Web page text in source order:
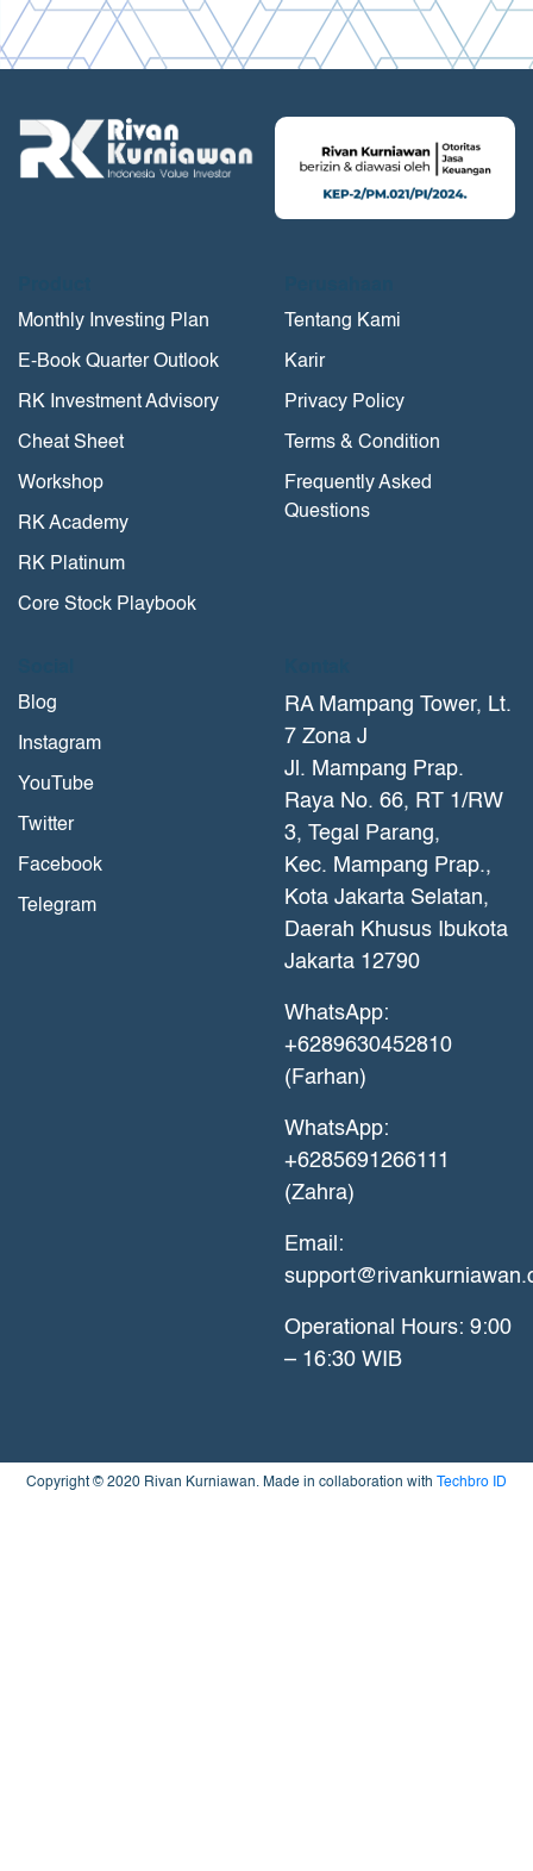
Monthly Investing Plan
E-Book Quarter Outlook
RK Investment Advisory
Cheat Sheet
Workshop
RK Academy
RK Platinum
Core Stock Playbook
Tentang Kami
Karir
Privacy Policy
Terms & Condition
Frequently Asked
Questions
Blog
Instagram
YouTube
Twitter
Facebook
Telegram
RA Mampang Tower, Lt.
7 Zona J
Jl. Mampang Prap.
Raya No. 66, RT 1/RW
3, Tegal Parang,
Kec. Mampang Prap.,
Kota Jakarta Selatan,
Daerah Khusus Ibukota
Jakarta 12790
WhatsApp:
+6289630452810
(Farhan)
WhatsApp:
+6285691266111
(Zahra)
Email:
Operational Hours: 9:00
– 16:30 WIB
Copyright © 2020 Rivan Kurniawan. Made in collaboration with Techbro ID